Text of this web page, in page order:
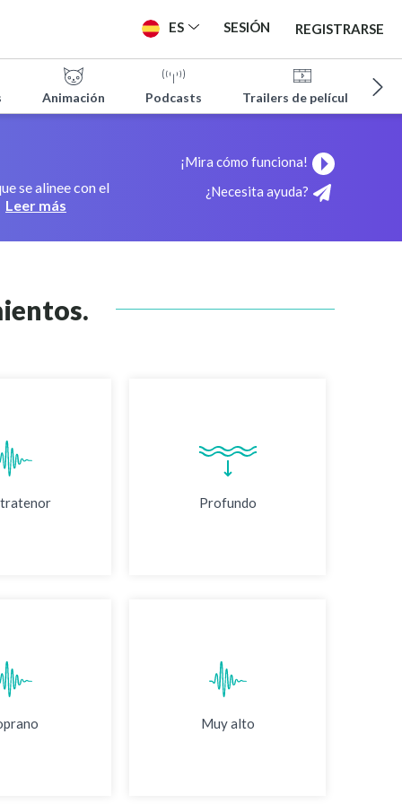
ES SESIÓN REGISTRARSE
Animación Podcasts Trailers de películas
se alinee con el
Leer más
¡Mira cómo funciona!
¿Necesita ayuda?
Profundo
Muy alto